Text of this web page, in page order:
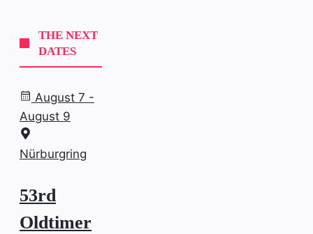
THE NEXT
DATES
August 7 -
August 9
Nürburgring
53rd
Oldtimer